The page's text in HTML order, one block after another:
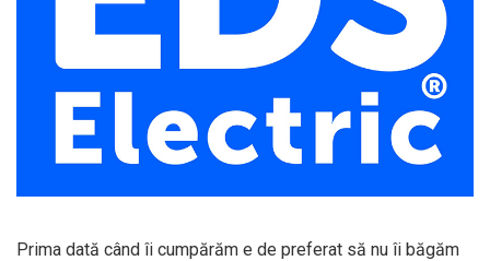
Prima dată când îi cumpărăm e de preferat să nu îi băgăm